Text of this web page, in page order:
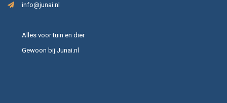
info@junai.nl
Alles voor tuin en dier
Gewoon bij Junai.nl